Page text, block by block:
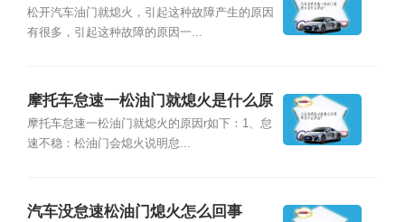
原因？
松开汽车油门就熄火，引起这种故障产生的原因
有很多，引起这种故障的原因一...
摩托车怠速一松油门就熄火是什么原
因？
摩托车怠速一松油门就熄火的原因r如下：1、怠
速不稳：松油门会熄火说明怠...
汽车没怠速松油门熄火怎么回事